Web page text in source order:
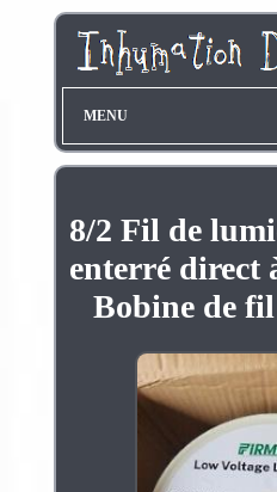
MENU
8/2 Fil de
enterré direct
Bobine de